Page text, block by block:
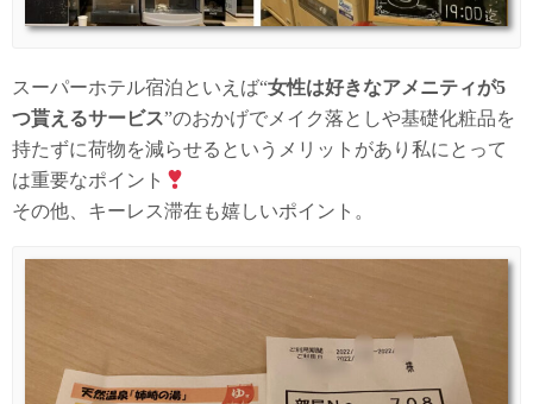
スーパーホテル宿泊といえば“女性は好きなアメニティが5
つ貰えるサービス”のおかげでメイク落としや基礎化粧品を
持たずに荷物を減らせるというメリットがあり私にとって
は重要なポイント
その他、キーレス滞在も嬉しいポイント。